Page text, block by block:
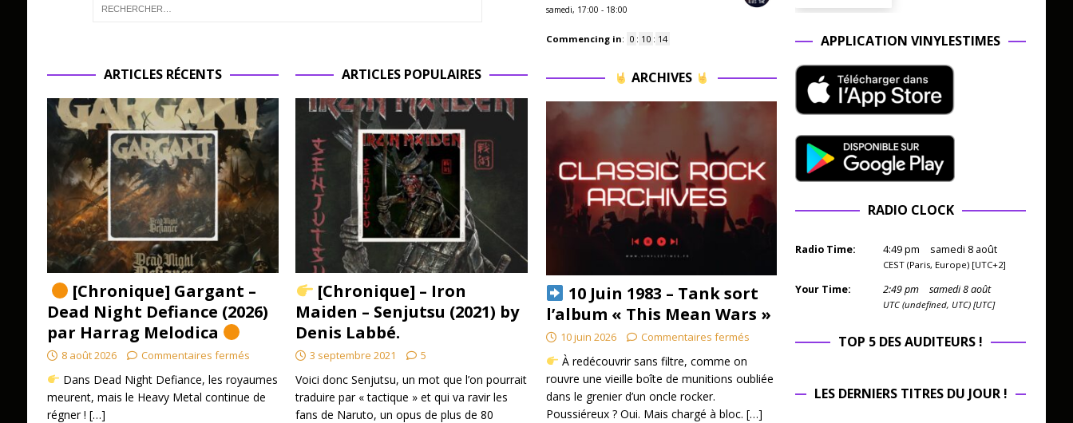
ARTICLES RÉCENTS
[Chronique] Gargant –
Dead Night Defiance (2026)
par Harrag Melodica
8 août 2026 Commentaires fermés
Dans Dead Night Defiance, les royaumes
meurent, mais le Heavy Metal continue de
régner ! […]
ARTICLES POPULAIRES
[Chronique] – Iron
Maiden – Senjutsu (2021) by
Denis Labbé.
3 septembre 2021 5
Voici donc Senjutsu, un mot que l’on pourrait
traduire par « tactique » et qui va ravir les
fans de Naruto, un opus de plus de 80
samedi, 17:00 - 18:00
Commencing in: 0 : 10 : 13
ARCHIVES
10 Juin 1983 – Tank sort
l’album « This Mean Wars »
10 juin 2026 Commentaires fermés
À redécouvrir sans filtre, comme on
rouvre une vieille boîte de munitions oubliée
dans le grenier d’un oncle rocker.
Poussiéreux ? Oui. Mais chargé à bloc. […]
APPLICATION VINYLESTIMES
RADIO CLOCK
Radio Time: 4:49pm samedi 8 août
CEST (Paris, Europe) [UTC+2]
Your Time: 2:49pm samedi 8 août
UTC (undefined, UTC) [UTC]
TOP 5 DES AUDITEURS !
LES DERNIERS TITRES DU JOUR !